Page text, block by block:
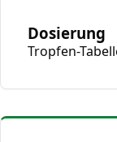
Dosierung
Tropfen-